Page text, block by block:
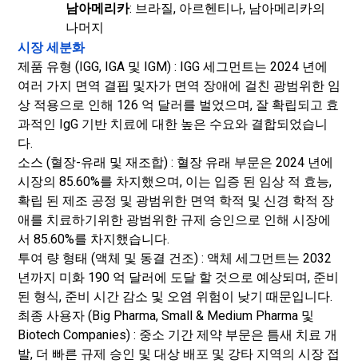
남아메리카: 브라질, 아르헨티나, 남아메리카의
나머지
시장 세분화
제품 유형 (IGG, IGA 및 IGM) : IGG 세그먼트는 2024 년에
여러 가지 면역 결핍 및자가 면역 장애에 걸친 광범위한 임
상 적용으로 인해 126 억 달러를 벌었으며, 잘 확립되고 효
과적인 IgG 기반 치료에 대한 높은 수요와 결합되었습니
다.
소스 (혈장-유래 및 재조합) : 혈장 유래 부문은 2024 년에
시장의 85.60%를 차지했으며, 이는 입증 된 임상 적 효능,
확립 된 제조 공정 및 광범위한 면역 학적 및 신경 학적 장
애를 치료하기위한 광범위한 규제 승인으로 인해 시장에
서 85.60%를 차지했습니다.
투여 량 형태 (액체 및 동결 건조) : 액체 세그먼트는 2032
년까지 미화 190 억 달러에 도달 할 것으로 예상되며, 준비
된 형식, 준비 시간 감소 및 오염 위험이 낮기 때문입니다.
최종 사용자 (Big Pharma, Small & Medium Pharma 및
Biotech Companies) : 중소 기간 제약 부문은 틈새 치료 개
발, 더 빠른 규제 승인 및 대상 배포 및 강타 지역의 시장 접